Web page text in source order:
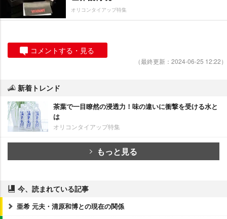
オリコンタイアップ特集
コメントする・見る
（最終更新：2024-06-25 12:22）
新着トレンド
茶葉で一目瞭然の浸透力！味の違いに衝撃を受ける水と
は
オリコンタイアップ特集
もっと見る
今、読まれている記事
亜希 元夫・清原和博との現在の関係